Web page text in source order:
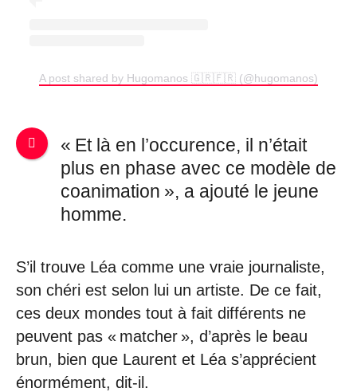
A post shared by Hugomanos 🇬🇷🇫🇷 (@hugomanos)
« Et là en l’occurence, il n’était
plus en phase avec ce modèle de
coanimation », a ajouté le jeune
homme.
S’il trouve Léa comme une vraie journaliste,
son chéri est selon lui un artiste. De ce fait,
ces deux mondes tout à fait différents ne
peuvent pas « matcher », d’après le beau
brun, bien que Laurent et Léa s’apprécient
énormément, dit-il.